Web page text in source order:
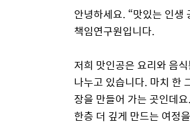
안녕하세요. “맛있는 인생
책임연구원입니다.
저희 맛인공은 요리와 음
나누고 있습니다. 마치 한
장을 만들어 가는 곳인데
한층 더 깊게 만드는 여정